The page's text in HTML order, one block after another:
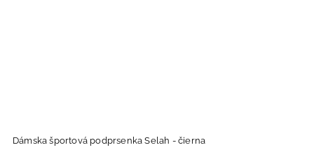
Dámska športová podprsenka Selah - čierna